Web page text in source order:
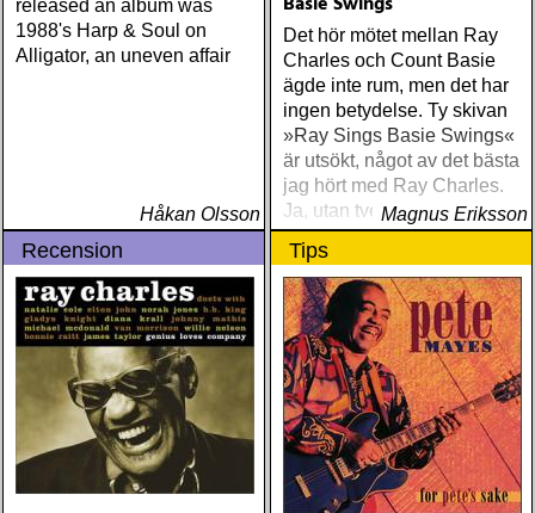
released an album was
1988's Harp & Soul on
Alligator, an uneven affair
Håkan Olsson
Det hör mötet mellan Ray
Charles och Count Basie
ägde inte rum, men det har
ingen betydelse. Ty skivan
»Ray Sings Basie Swings«
är utsökt, något av det bästa
jag hört med Ray Charles.
Ja, utan tvekanMagnus Eriksson
Recension Tips